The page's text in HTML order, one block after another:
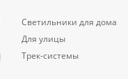
Светильники для дома
Для улицы
Трек-системы